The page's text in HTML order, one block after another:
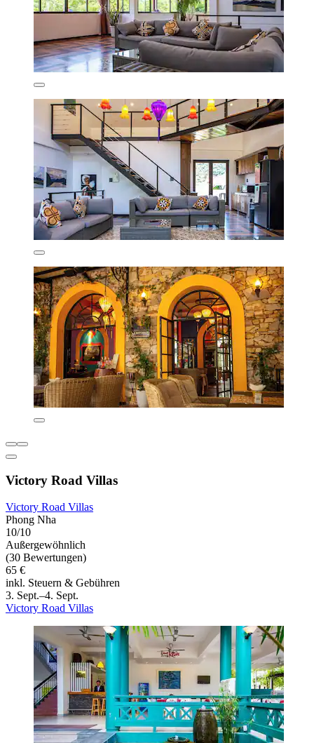
Victory Road Villas
Victory Road Villas
Phong Nha
10/10
Außergewöhnlich
(30 Bewertungen)
65 €
inkl. Steuern & Gebühren
3. Sept.–4. Sept.
Victory Road Villas